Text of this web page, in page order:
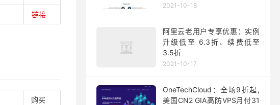
链接
购买
口，$5/月起
2021-10-18
阿里云老用户专享优惠：实例
升级低至 6.3折、续费低至
3.5折
2021-10-17
OneTechCloud：全场9折起,
美国CN2 GIA高防VPS月付31